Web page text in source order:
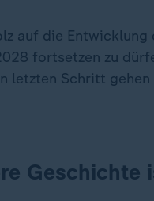
auf die Entwicklung
fortsetzen zu
letzten Schritt
Geschichte